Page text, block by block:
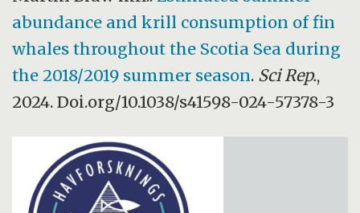
abundance and krill consumption of fin
whales throughout the Scotia Sea during
the 2018/2019 summer season. Sci Rep.,
2024. Doi.org/10.1038/s41598-024-57378-3